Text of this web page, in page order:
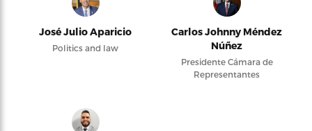
José Julio Aparicio
Politics and law
Carlos Johnny Méndez
Núñez
Presidente Cámara de
Representantes